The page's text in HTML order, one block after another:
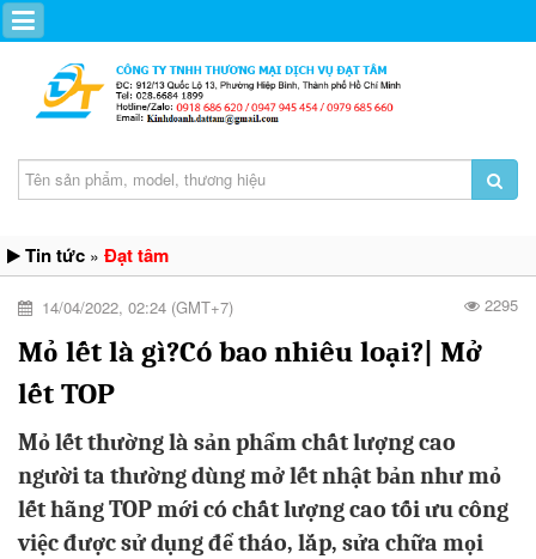
Tin tức » Đạt tâm
14/04/2022, 02:24 (GMT+7) 2295
Mỏ lết là gì?Có bao nhiêu loại?| Mở
lết TOP
Mỏ lết thường là sản phẩm chất lượng cao
người ta thường dùng mở lết nhật bản như mỏ
lết hãng TOP mới có chất lượng cao tối ưu công
việc được sử dụng để tháo, lắp, sửa chữa mọi